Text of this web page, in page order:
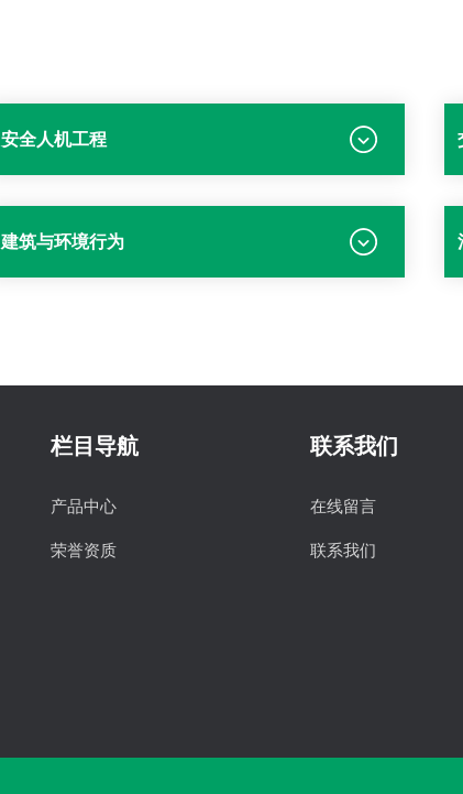
安全人机工程
建筑与环境行为
栏目导航
产品中心
荣誉资质
联系我们
在线留言
联系我们